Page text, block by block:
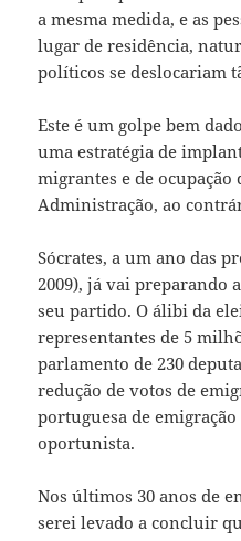
a mesma medida, e as
lugar de residência,
políticos se deslocariam
Este é um golpe bem
uma estratégia de
migrantes e de ocupação
Administração, ao
Sócrates, a um ano das
2009), já vai preparando
seu partido. O álibi da
representantes de 5
parlamento de 230
redução de votos de
portuguesa de
oportunista.
Nos últimos 30 anos de
serei levado a concluir